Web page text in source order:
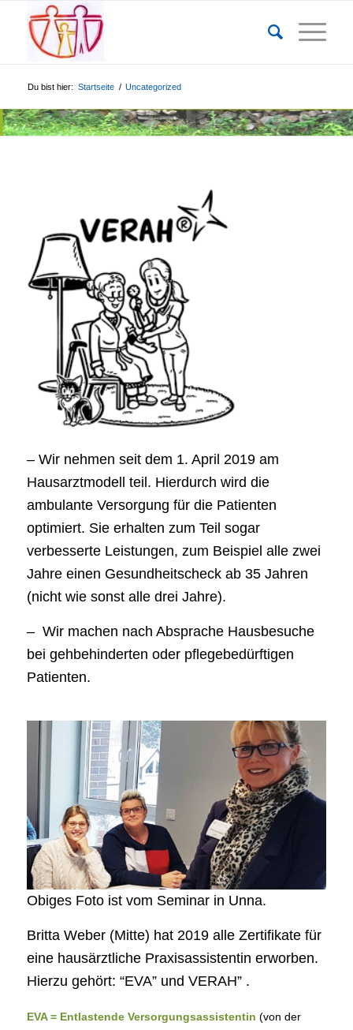
Du bist hier: Startseite / Uncategorized
– Wir nehmen seit dem 1. April 2019 am
Hausarztmodell teil. Hierdurch wird die
ambulante Versorgung für die Patienten
optimiert. Sie erhalten zum Teil sogar
verbesserte Leistungen, zum Beispiel alle zwei
Jahre einen Gesundheitscheck ab 35 Jahren
(nicht wie sonst alle drei Jahre).
– Wir machen nach Absprache Hausbesuche
bei gehbehinderten oder pflegebedürftigen
Patienten.
Obiges Foto ist vom Seminar in Unna.
Britta Weber (Mitte) hat 2019 alle Zertifikate für
eine hausärztliche Praxisassistentin erworben.
Hierzu gehört: “EVA” und VERAH” .
EVA = Entlastende Versorgungsassistentin (von der